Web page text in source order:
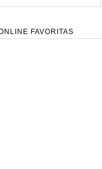
FAVORITAS